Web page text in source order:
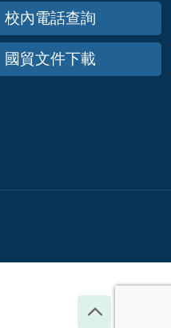
校內電話查詢
國貿文件下載